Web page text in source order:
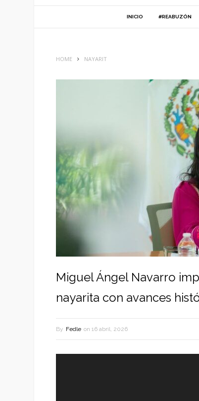
INICIO #REABUZÓN
HOME NAYARIT
Miguel Ángel Navarro
nayarita con avances
By Fedle on 16 abril, 2026